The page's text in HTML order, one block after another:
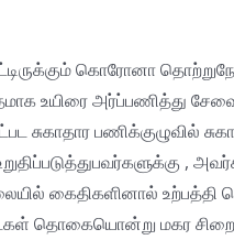
கொரோனா
உயிரை அர்ப்பணித்து
சுகாதார பணிக்குழுவில்
,
கைதிகளினால் உற்பத்தி
தொகையொன்று மகர